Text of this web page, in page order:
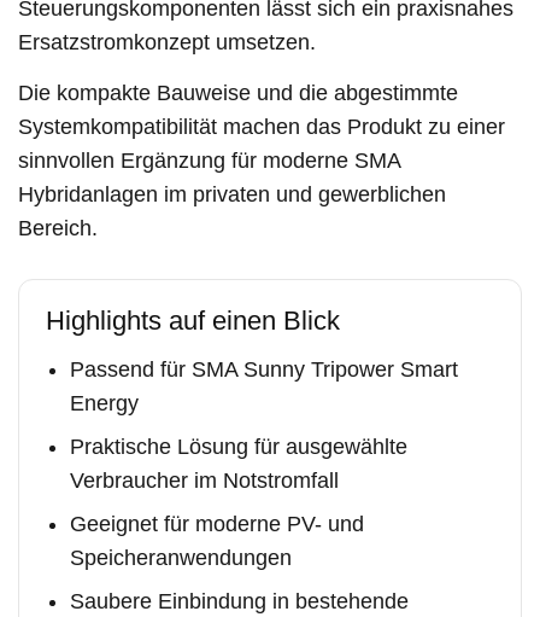
Steuerungskomponenten lässt sich ein praxisnahes
Ersatzstromkonzept umsetzen.
Die kompakte Bauweise und die abgestimmte
Systemkompatibilität machen das Produkt zu einer
sinnvollen Ergänzung für moderne SMA
Hybridanlagen im privaten und gewerblichen
Bereich.
Highlights auf einen Blick
Passend für SMA Sunny Tripower Smart
Energy
Praktische Lösung für ausgewählte
Verbraucher im Notstromfall
Geeignet für moderne PV- und
Speicheranwendungen
Saubere Einbindung in bestehende